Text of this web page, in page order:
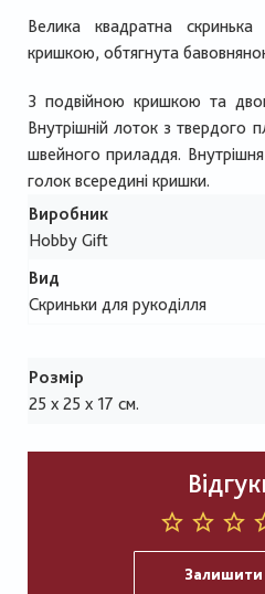
Велика квадратна
кришкою, обтягнута
З подвійною кришкою та
Внутрішній лоток з твердого
швейного приладдя.
голок всередині кришки.
Виробник
Hobby Gift
Вид
Скриньки для рукоділля
Розмір
25 x 25 x 17 см.
Залишити